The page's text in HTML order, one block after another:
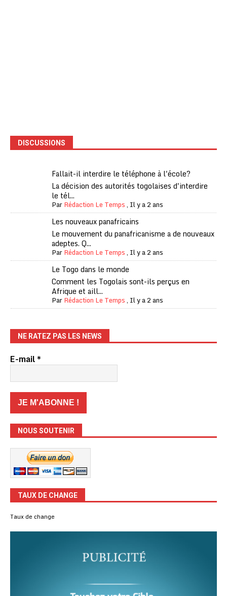
DISCUSSIONS
Fallait-il interdire le téléphone à l'école?
La décision des autorités togolaises d'interdire
le tél...
ParRédaction Le Temps, Il y a 2 ans
Les nouveaux panafricains
Le mouvement du panafricanisme a de nouveaux
adeptes. Q...
ParRédaction Le Temps, Il y a 2 ans
Le Togo dans le monde
Comment les Togolais sont-ils perçus en
Afrique et aill...
ParRédaction Le Temps, Il y a 2 ans
NE RATEZ PAS LES NEWS
E-mail*
NOUS SOUTENIR
TAUX DE CHANGE
Taux de change